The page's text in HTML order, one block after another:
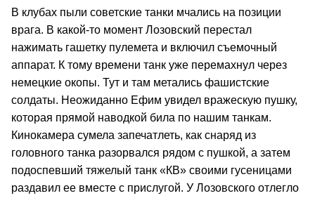
В клубах пыли советские танки мчались на позиции
врага. В какой-то момент Лозовский перестал
нажимать гашетку пулемета и включил съемочный
аппарат. К тому времени танк уже перемахнул через
немецкие окопы. Тут и там метались фашистские
солдаты. Неожиданно Ефим увидел вражескую пушку,
которая прямой наводкой била по нашим танкам.
Кинокамера сумела запечатлеть, как снаряд из
головного танка разорвался рядом с пушкой, а затем
подоспевший тяжелый танк «КВ» своими гусеницами
раздавил ее вместе с прислугой. У Лозовского отлегло